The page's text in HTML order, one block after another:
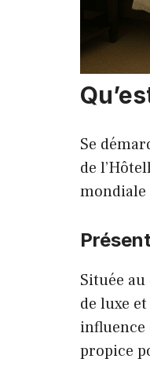
Se
de
mondiale
Située
de luxe
influence
propice